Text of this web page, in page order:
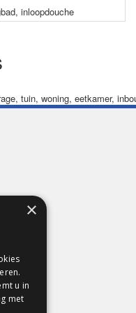
, inloopdouche
, tuin, woning, eetkamer,
×
u in
met